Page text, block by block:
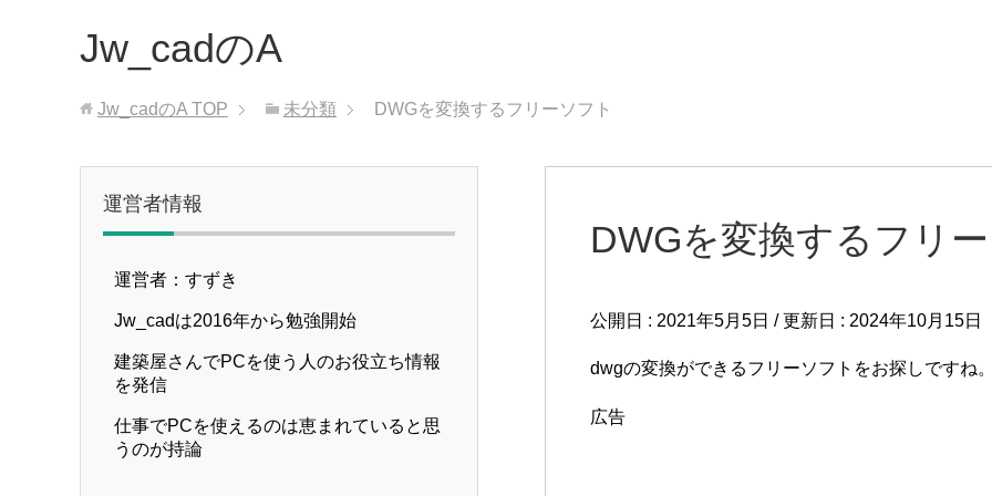
Jw_cadのA
Jw_cadのA TOP 未分類 DWGを変換するフリーソフト
DWGを変換するフリ
公開日 : 2021年5月5日 / 更新日 : 2024年10月15日
dwgの変換ができるフリーソフトをお探しですね。
広告
運営者情報
運営者：すずき
Jw_cadは2016年から勉強開始
建築屋さんでPCを使う人のお役立ち情報
を発信
仕事でPCを使えるのは恵まれていると思
うのが持論